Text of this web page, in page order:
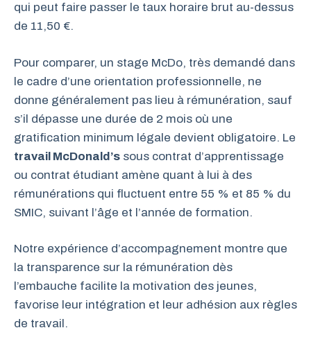
qui peut faire passer le taux horaire brut au-dessus
de 11,50 €.
Pour comparer, un stage McDo, très demandé dans
le cadre d’une orientation professionnelle, ne
donne généralement pas lieu à rémunération, sauf
s’il dépasse une durée de 2 mois où une
gratification minimum légale devient obligatoire. Le
travail McDonald’s sous contrat d’apprentissage
ou contrat étudiant amène quant à lui à des
rémunérations qui fluctuent entre 55 % et 85 % du
SMIC, suivant l’âge et l’année de formation.
Notre expérience d’accompagnement montre que
la transparence sur la rémunération dès
l’embauche facilite la motivation des jeunes,
favorise leur intégration et leur adhésion aux règles
de travail.